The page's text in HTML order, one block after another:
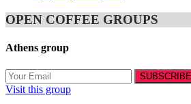
OPEN COFFEE GROUPS
Athens group
Visit this group